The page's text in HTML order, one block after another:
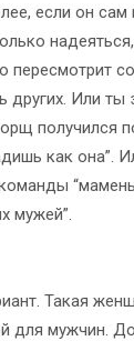
если он сам
пересмотрит
других. Или
получился
как она”.
мужей”.
Такая
для мужчин.